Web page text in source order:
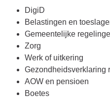
DigiD
Belastingen en
Gemeentelijke
Zorg
Werk of uitkering
Gezondheidsverklaring
AOW en pensioen
Boetes